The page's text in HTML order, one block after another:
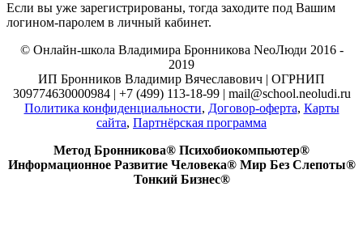
Если вы уже зарегистрированы, тогда заходите под Вашим
логином-паролем в личный кабинет.
© Онлайн-школа Владимира Бронникова NeoЛюди 2016 -
2019
ИП Бронников Владимир Вячеславович | ОГРНИП
309774630000984 | +7 (499) 113-18-99 | mail@school.neoludi.ru
Политика конфиденциальности, Договор-оферта, Карты
сайта, Партнёрская программа
Метод Бронникова® Психобиокомпьютер®
Информационное Развитие Человека® Мир Без Слепоты®
Тонкий Бизнес®